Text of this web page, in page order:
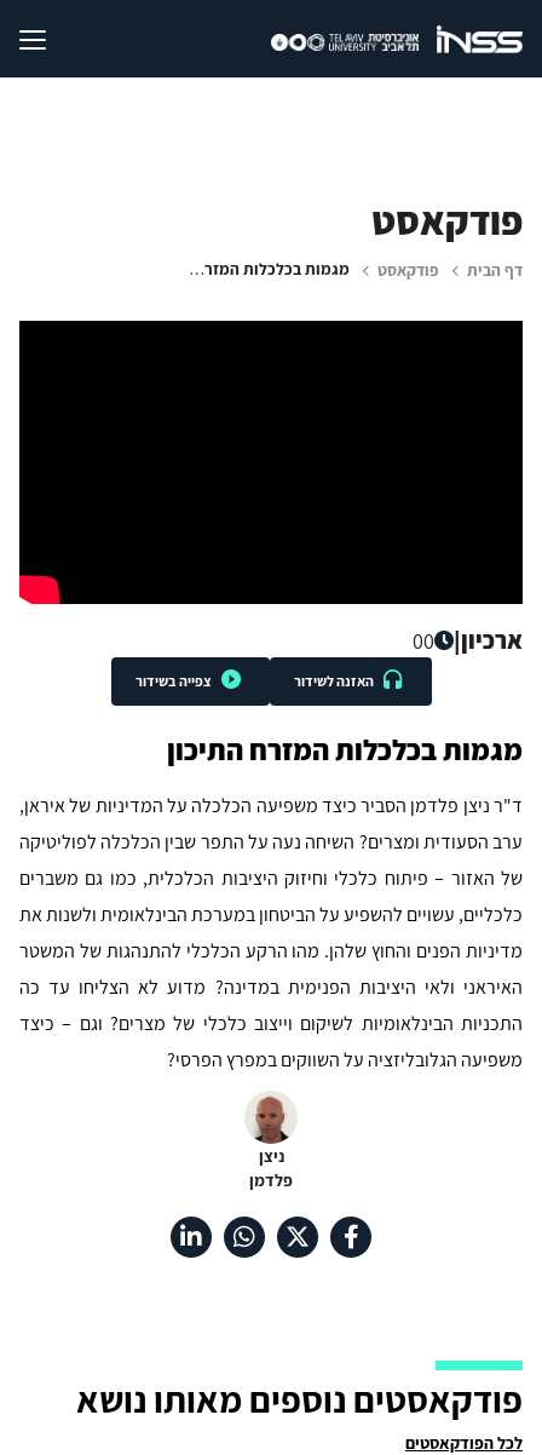
פודקאסט
דף הבית פודקאסט מגמות בכלכלות המזרח התיכון
ארכיון|
00
האזנה לשידור צפייה בשידור
מגמות בכלכלות המזרח התיכון
ד"ר ניצן פלדמן הסביר כיצד משפיעה הכלכלה על המדיניות של איראן,
ערב הסעודית ומצרים? השיחה נעה על התפר שבין הכלכלה לפוליטיקה
של האזור – פיתוח כלכלי וחיזוק היציבות הכלכלית, כמו גם משברים
כלכליים, עשויים להשפיע על הביטחון במערכת הבינלאומית ולשנות את
מדיניות הפנים והחוץ שלהן. מהו הרקע הכלכלי להתנהגות של המשטר
האיראני ולאי היציבות הפנימית במדינה? מדוע לא הצליחו עד כה
התכניות הבינלאומיות לשיקום וייצוב כלכלי של מצרים? וגם – כיצד
משפיעה הגלובליזציה על השווקים במפרץ הפרסי?
ניצן
פלדמן
פודקאסטים נוספים מאותו נושא
לכל הפודקאסטים